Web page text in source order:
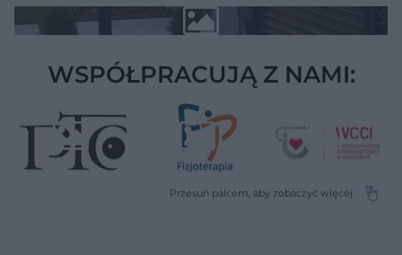
WSPÓŁPRACUJĄ Z NAMI: